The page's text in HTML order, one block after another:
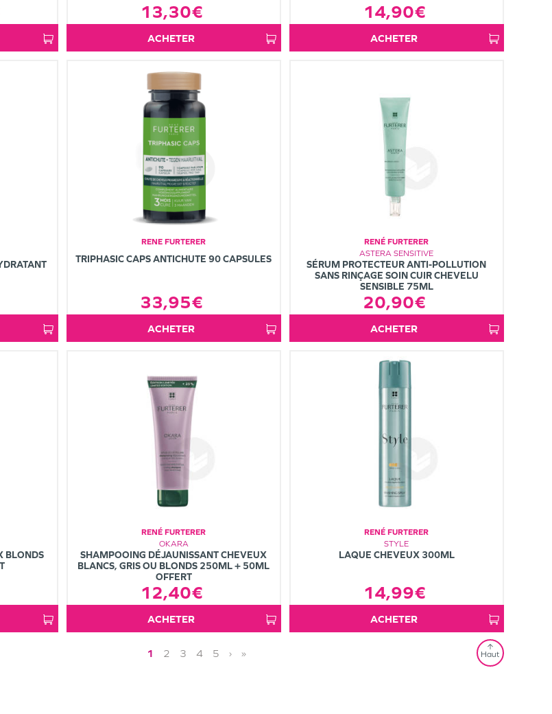
13,30€
ACHETER
14,90€
ACHETER
RENE FURTERER
TRIPHASIC CAPS ANTICHUTE 90 CAPSULES
33,95€
ACHETER
RENÉ FURTERER
ASTERA SENSITIVE
SÉRUM PROTECTEUR ANTI-POLLUTION
SANS RINÇAGE SOIN CUIR CHEVELU
SENSIBLE 75ML
20,90€
ACHETER
BLONDS
RENÉ FURTERER
OKARA
SHAMPOOING DÉJAUNISSANT CHEVEUX
BLANCS, GRIS OU BLONDS 250ML + 50ML
OFFERT
12,40€
ACHETER
RENÉ FURTERER
STYLE
LAQUE CHEVEUX 300ML
14,99€
ACHETER
1 2 3 4 5 › » Haut